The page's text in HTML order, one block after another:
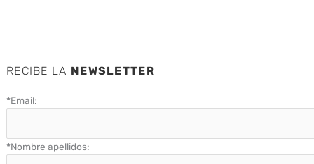
RECIBE LA NEWSLETTER
*Email:
*Nombre apellidos: